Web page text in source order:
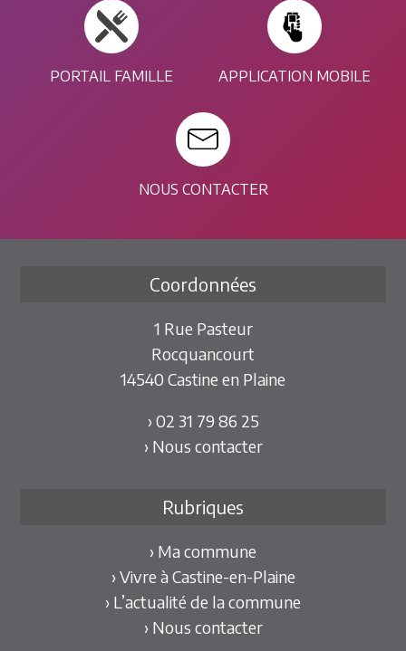
PORTAIL FAMILLE APPLICATION MOBILE
NOUS CONTACTER
Coordonnées
1 Rue Pasteur
Rocquancourt
14540 Castine en Plaine
› 02 31 79 86 25
› Nous contacter
Rubriques
› Ma commune
› Vivre à Castine-en-Plaine
› L’actualité de la commune
› Nous contacter